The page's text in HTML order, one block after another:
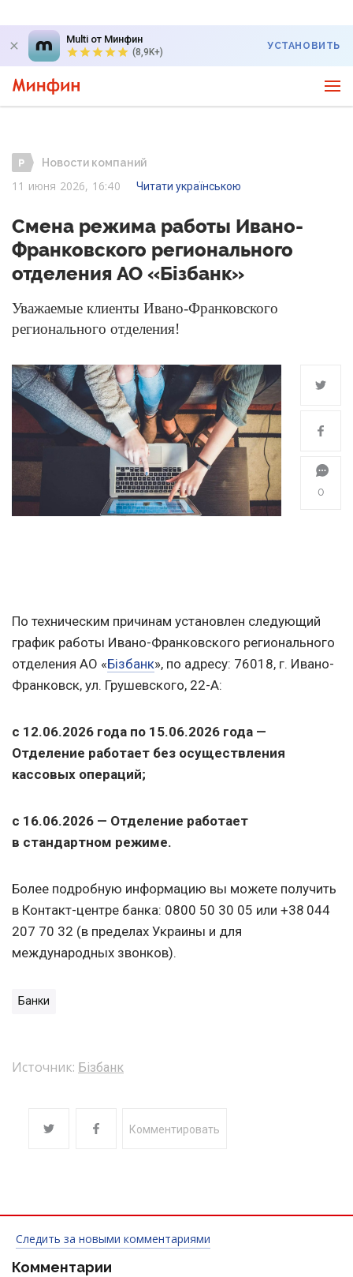
Multi от Минфин
(8,9K+)
УСТАНОВИТЬ
Новости компаний
11 июня 2026, 16:40 Читати українською
Смена режима работы Ивано-
Франковского регионального
отделения АО «Бізбанк»
Уважаемые клиенты Ивано-Франковского
регионального отделения!
0
По техническим причинам установлен следующий
график работы Ивано-Франковского регионального
отделения АО «Бізбанк», по адресу: 76018, г. Ивано-
Франковск, ул. Грушевского, 22-А:
с 12.06.2026 года по 15.06.2026 года —
Отделение работает без осуществления
кассовых операций;
с 16.06.2026 — Отделение работает
в стандартном режиме.
Более подробную информацию вы можете получить
в Контакт-центре банка: 0800 50 30 05 или +38 044
207 70 32 (в пределах Украины и для
международных звонков).
Банки
Источник: Бізбанк
Комментировать
Следить за новыми комментариями
Комментарии